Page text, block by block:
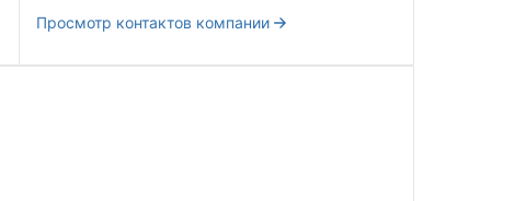
Просмотр контактов компании